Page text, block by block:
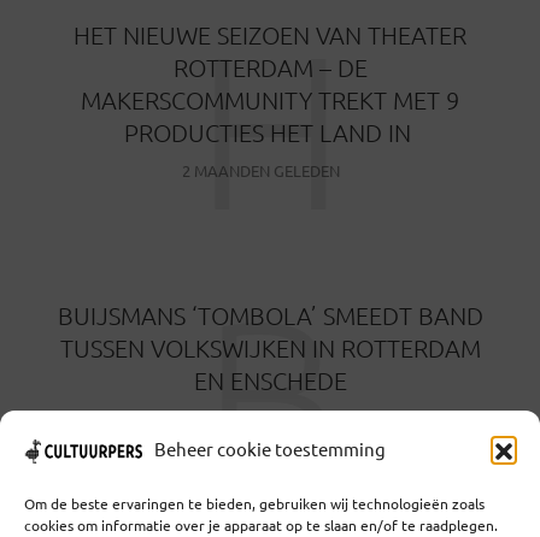
Beheer cookie toestemming
Om de beste ervaringen te bieden, gebruiken wij technologieën zoals
cookies om informatie over je apparaat op te slaan en/of te raadplegen.
HET NIEUWE SEIZOEN VAN THEATER
ROTTERDAM – DE
MAKERSCOMMUNITY TREKT MET 9
PRODUCTIES HET LAND IN
2 MAANDEN GELEDEN
H
BUIJSMANS ‘TOMBOLA’ SMEEDT BAND
TUSSEN VOLKSWIJKEN IN ROTTERDAM
EN ENSCHEDE
B